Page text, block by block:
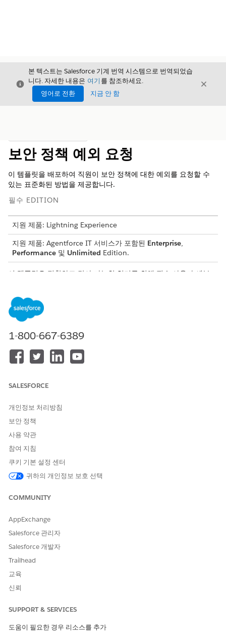
닫기
본 텍스트는 Salesforce 기계 번역 시스템으로 번역되었습
니다. 자세한 내용은 여기 를 참조하세요.
영어로 전환
지금 안 함
닫기
보안 정책 예외 요청
이 템플릿을 배포하여 직원이 보안 정책에 대한 예외를 요청할 수
있는 표준화된 방법을 제공합니다.
필수 EDITION
지원 제품: Lightning Experience
지원 제품: Agentforce IT 서비스가 포함된 Enterprise,
Performance 및 Unlimited Edition.
이 템플릿은 정확하고 감사 가능한 처리를 위해 필수 사용자 세부
인테이크 특성
이 템플릿의 인테이크 양식은 직원에게 다음 세부 사항을 수집합니
다.
예외 세부 사항: 요청된 보안 정책 예외의 특정 세부 사항, 범위
니스 이유입니다.
자동 처리
이 서비스 프로세스에는 서비스 요청을 자동으로 처리하는 처리 플
로가 포함되어 있습니다. Flow Builder에서 이 플로를 확장하여 자
동 관리자 승인 또는 재고 점검과 같은 사용자 정의 논리를 포함할
수 있습니다.
기록하기 위해 자동화된 거버넌스 워크플로를 트리거합니다.
을 참조하세요.
이 템플릿은 거버넌스, 위험, 규정 준수(GRC) 시스템과 통합되어 자
1-800-667-6389
SALESFORCE
개인정보 처리방침
보안 정책
사용 약관
참여 지침
쿠키 기본 설정 센터
귀하의 개인정보 보호 선택
COMMUNITY
AppExchange
Salesforce 관리자
Salesforce 개발자
Trailhead
교육
신뢰
SUPPORT & SERVICES
도움이 필요한 경우 리소스를 추가